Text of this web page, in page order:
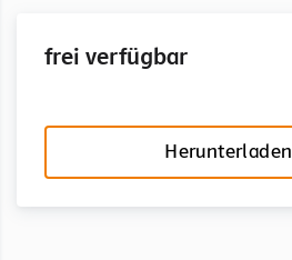
frei verfügbar
Herunterladen